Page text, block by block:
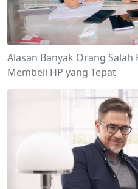
Alasan Banyak Orang Salah
Membeli HP yang Tepat